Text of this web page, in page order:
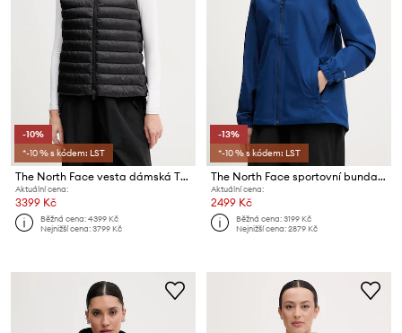
-10%
*-10 % s kódem: LST
The North Face vesta dámská TERRA PEAK
Aktuální cena:
3399 Kč
Běžná cena:4399 Kč
Nejnižší cena:3799 Kč
-13%
*-10 % s kódem: LST
The North Face sportovní bunda dámská QUEST
Aktuální cena:
2499 Kč
Běžná cena:3199 Kč
Nejnižší cena:2879 Kč